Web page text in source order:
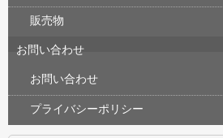
販売物
お問い合わせ
お問い合わせ
プライバシーポリシー